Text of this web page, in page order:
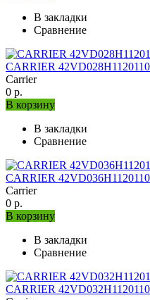
В закладки
Сравнение
CARRIER
Carrier
0 р.
В корзину
В закладки
Сравнение
CARRIER
Carrier
0 р.
В корзину
В закладки
Сравнение
CARRIER